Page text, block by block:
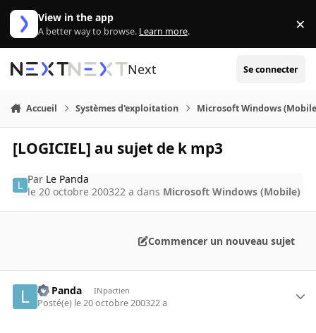
Aller au contenu
View in the app
A better way to browse. Learn more. ×
Next Se connecter
Accueil Systèmes d'exploitation Microsoft Windows
[LOGICIEL] au sujet de k mp3
Par Le Panda
le 20 octobre 200322 a dans Microsoft Windows (Mobile)
Commencer un nouveau sujet
Le Panda INpactien
Posté(e) le 20 octobre 200322 a